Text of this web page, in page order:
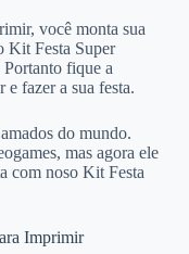
você monta sua
Kit Festa Super
fique a
fazer a sua festa.
do mundo.
mas agora ele
com noso Kit Festa
Imprimir